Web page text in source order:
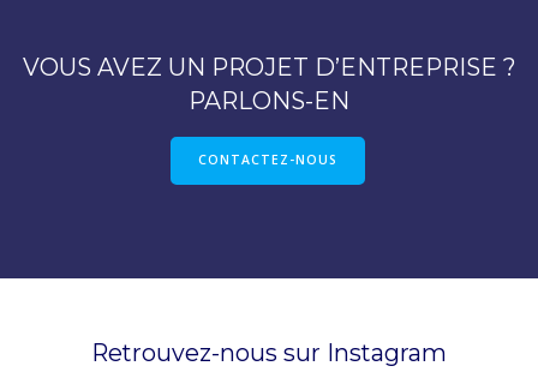
VOUS AVEZ UN PROJET D’ENTREPRISE ?
PARLONS-EN
CONTACTEZ-NOUS
Retrouvez-nous sur Instagram